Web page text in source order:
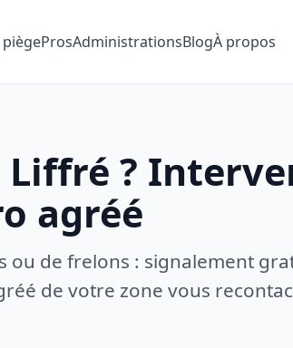
ProsAdministrationsBlogÀ propos
Liffré ?
agréé
ou de frelons : signalement
de votre zone vous